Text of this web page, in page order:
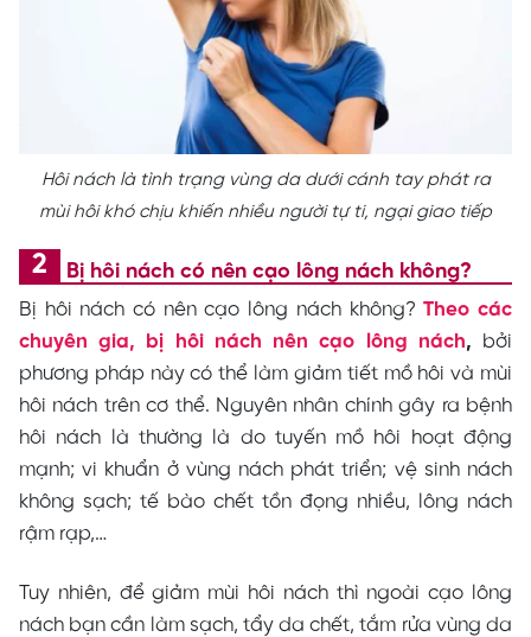
Hôi nách là tình trạng vùng da dưới cánh tay phát ra
mùi hôi khó chịu khiến nhiều người tự ti, ngại giao tiếp
Bị hôi nách có nên cạo lông nách không?
Bị hôi nách có nên cạo lông nách không?Theo các
chuyên gia, bị hôi nách nên cạo lông nách, bởi
phương pháp này có thể làm giảm tiết mồ hôi và mùi
hôi nách trên cơ thể. Nguyên nhân chính gây ra bệnh
hôi nách là thường là do tuyến mồ hôi hoạt động
mạnh; vi khuẩn ở vùng nách phát triển; vệ sinh nách
không sạch; tế bào chết tồn đọng nhiều, lông nách
rậm rạp,…
Tuy nhiên, để giảm mùi hôi nách thì ngoài cạo lông
nách bạn cần làm sạch, tẩy da chết, tắm rửa vùng da